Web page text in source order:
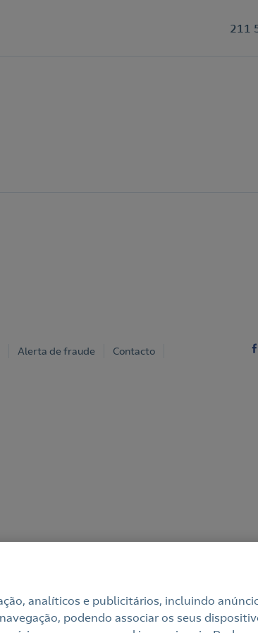
211
Alerta de fraude
Contacto
analíticos e publicitários, incluindo
podendo associar os seus